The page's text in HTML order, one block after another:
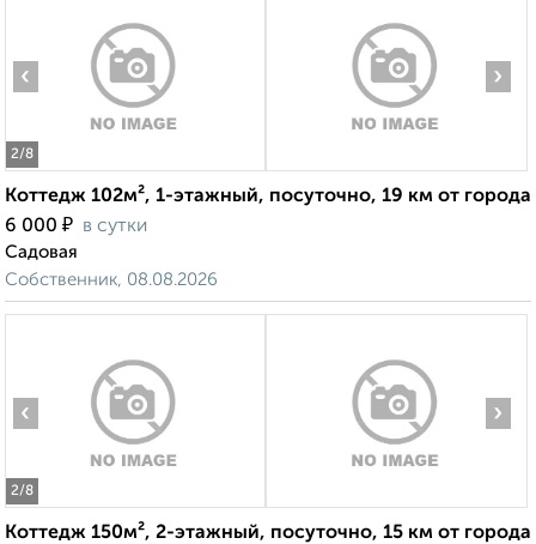
2/8
‹ ›
Коттедж 102м², 1-этажный, посуточно, 19 км от города
6 000 ₽ в сутки
Садовая
Собственник, 08.08.2026
2/8
‹ ›
Коттедж 150м², 2-этажный, посуточно, 15 км от города